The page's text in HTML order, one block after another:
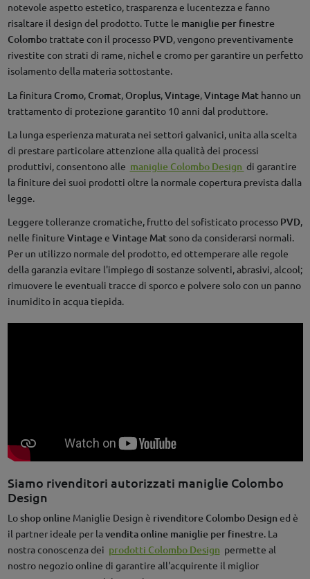
notevole aspetto estetico, trasparenza e lucentezza e fanno
risaltare il design del prodotto. Tutte le maniglie per finestre
Colombotrattate con il processo PVD, vengono preventivamente
rivestite con strati di rame, nichel e cromo per garantire un perfetto
isolamento della materia sottostante.
La finitura Cromo, Cromat, Oroplus, Vintage, Vintage Mathanno un
trattamento di protezione garantito 10 anni dal produttore.
La lunga esperienza maturata nei settori galvanici, unita alla scelta
di prestare particolare attenzione alla qualità dei processi
produttivi, consentono alle maniglie Colombo Design di garantire
la finiture dei suoi prodotti oltre la normale copertura prevista dalla
legge.
Leggere tolleranze cromatiche, frutto del sofisticato processoPVD,
nelle finiture Vintagee Vintage Matsono da considerarsi normali.
Per un utilizzo normale del prodotto, ed ottemperare alle regole
della garanzia evitare l'impiego di sostanze solventi, abrasivi, alcool;
rimuovere le eventuali tracce di sporco e polvere solo con un panno
inumidito in acqua tiepida.
Siamo rivenditori autorizzati maniglie Colombo
Design
Loshop onlineManiglie Design è rivenditore Colombo Design ed è
il partner ideale per lavendita online maniglie per finestre. La
nostra conoscenza dei prodotti Colombo Design permette al
nostro negozio online di garantire all'acquirente il miglior